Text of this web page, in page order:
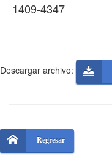
Descargar archivo:
Regresar